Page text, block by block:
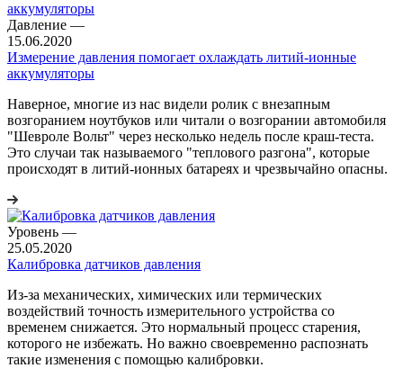
Давление —
15.06.2020
Измерение давления помогает охлаждать литий-ионные
аккумуляторы
Наверное, многие из нас видели ролик с внезапным
возгоранием ноутбуков или читали о возгорании автомобиля
"Шевроле Вольт" через несколько недель после краш-теста.
Это случаи так называемого "теплового разгона", которые
происходят в литий-ионных батареях и чрезвычайно опасны.
Уровень —
25.05.2020
Калибровка датчиков давления
Из-за механических, химических или термических
воздействий точность измерительного устройства со
временем снижается. Это нормальный процесс старения,
которого не избежать. Но важно своевременно распознать
такие изменения с помощью калибровки.